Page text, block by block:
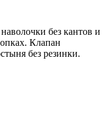
без кантов и
Клапан
без резинки.